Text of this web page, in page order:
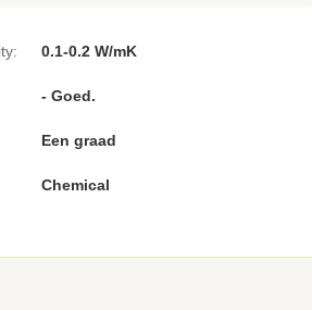
0.1-0.2 W/mK
- Goed.
Een graad
Chemical